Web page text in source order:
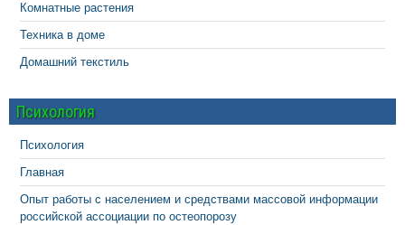
Комнатные растения
Техника в доме
Домашний текстиль
Психология
Психология
Главная
Опыт работы с населением и средствами массовой информации
российской ассоциации по остеопорозу